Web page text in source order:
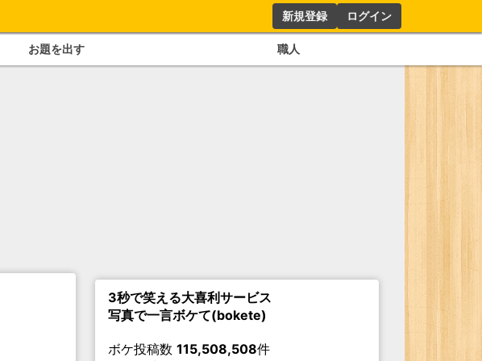
新規登録 ログイン
お題を出す 職人
3秒で笑える大喜利サービス
写真で一言ボケて(bokete)
ボケ投稿数 115,508,508件